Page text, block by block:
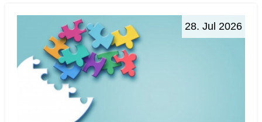
28. Jul 2026